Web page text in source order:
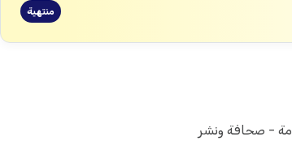
منتهية
- صحافة ونشر